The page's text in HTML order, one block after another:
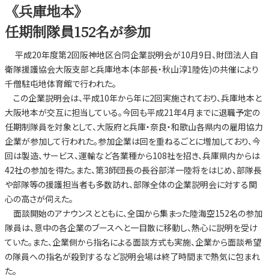
《兵庫地本》
任期制隊員152名が参加
平成20年度第2回阪神地区合同企業説明会が10月9日、財団法人自
衛隊援護協会大阪支部と兵庫地本(本部長・秋山淳1陸佐)の共催により
千僧駐屯地体育館で行われた。
この企業説明会は、平成10年から年に2回実施されており、兵庫地本と
大阪地本が交互に担当している。今回も平成21年4月までに退職予定の
任期制隊員を対象として、大阪府と兵庫・奈良・和歌山各県内の雇用協力
企業が参加して行われた。参加企業は回を重ねるごとに増加しており、今
回は製造、サービス、運輸など各業種から108社を招き、兵庫県内からは
42社の参加を得た。また、第3師団長の長谷部洋一陸将をはじめ、部隊長
や部隊等の援護担当者も多数訪れ、部隊全体の企業説明会に対する関
心の高さが伺えた。
面談開始のアナウンスとともに、全国から集まった陸海空152名の参加
隊員は、意中の各企業のブースへと一目散に移動し、熱心に説明を受け
ていた。また、企業側から指名による面談方式も実施、企業から面談希望
の隊員への指名が殺到するなど説明会場は終了時間まで熱気に包まれ
た。